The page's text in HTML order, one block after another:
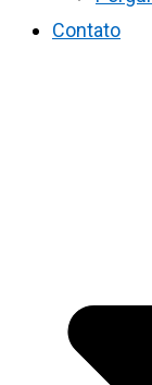
Contato